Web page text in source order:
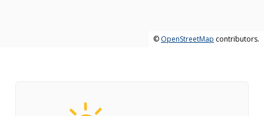
© OpenStreetMap contributors.